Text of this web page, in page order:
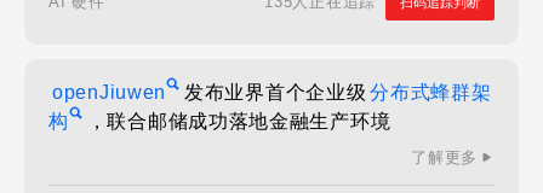
openJiuwen 发布业界首个企业级 分布式蜂群架
构
，联合邮储成功落地金融生产环境
了解更多